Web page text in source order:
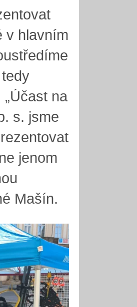
v hlavním
na
s. jsme
jenom
Mašín.